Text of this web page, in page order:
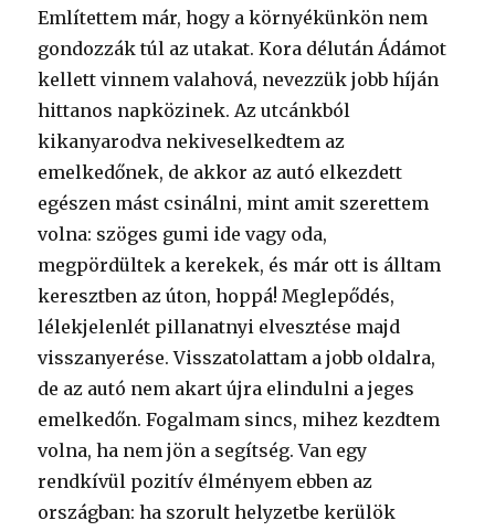
Említettem már, hogy a környékünkön nem
gondozzák túl az utakat. Kora délután Ádámot
kellett vinnem valahová, nevezzük jobb híján
hittanos napközinek. Az utcánkból
kikanyarodva nekiveselkedtem az
emelkedőnek, de akkor az autó elkezdett
egészen mást csinálni, mint amit szerettem
volna: szöges gumi ide vagy oda,
megpördültek a kerekek, és már ott is álltam
keresztben az úton, hoppá! Meglepődés,
lélekjelenlét pillanatnyi elvesztése majd
visszanyerése. Visszatolattam a jobb oldalra,
de az autó nem akart újra elindulni a jeges
emelkedőn. Fogalmam sincs, mihez kezdtem
volna, ha nem jön a segítség. Van egy
rendkívül pozitív élményem ebben az
országban: ha szorult helyzetbe kerülök